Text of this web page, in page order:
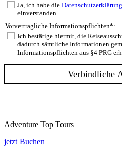
Ja, ich habe die Datenschutzerklärung
einverstanden.
Vorvertragliche Informationspflichten*:
Ich bestätige hiermit, die
dadurch sämtliche Informationen
Informationspflichten aus §4 PRG
Adventure Top Tours
jetzt Buchen